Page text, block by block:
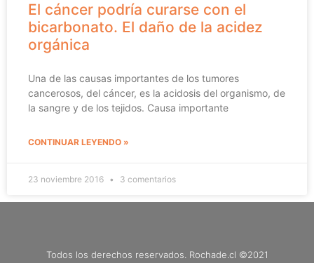
El cáncer podría curarse con el
bicarbonato. El daño de la acidez
orgánica
Una de las causas importantes de los tumores
cancerosos, del cáncer, es la acidosis del organismo, de
la sangre y de los tejidos. Causa importante
CONTINUAR LEYENDO »
23 noviembre 2016 3 comentarios
Todos los derechos reservados. Rochade.cl ©2021